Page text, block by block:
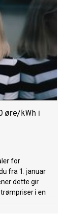
øre/kWh i
for
fra 1. januar
dette gir
i en